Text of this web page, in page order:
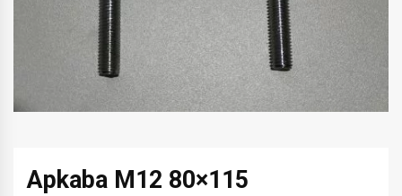
Apkaba M12 80×115